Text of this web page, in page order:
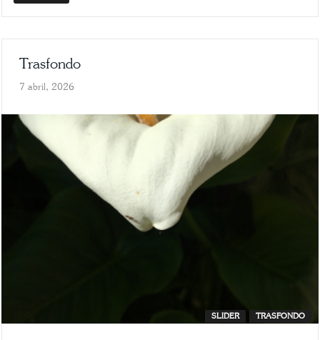
Trasfondo
7 abril, 2026
SLIDER TRASFONDO